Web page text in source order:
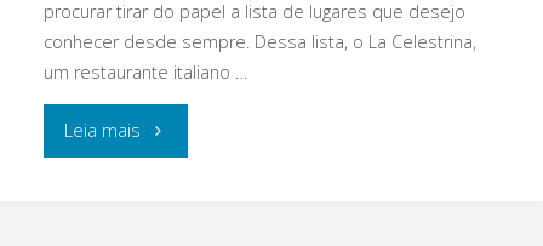
procurar tirar do papel a lista de lugares que desejo
conhecer desde sempre. Dessa lista, o La Celestrina,
um restaurante italiano …
Leia mais "O